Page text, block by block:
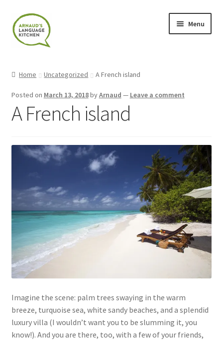
Skip
to
navigation
Skip
to
content
Menu
Blog
Checkout
Contact
Contact Me
Links
My Account
Privacy Policy
Privacy Tools
Home Uncategorized A French island
Posted on March 13, 2018byArnaud — Leave a comment
A French island
Imagine the scene: palm trees swaying in the warm
breeze, turquoise sea, white sandy beaches, and a splendid
luxury villa (I wouldn’t want you to be slumming it, you
know!). And you are there, too, with a few of your friends,